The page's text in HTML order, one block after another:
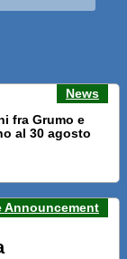
News
fra Grumo e
al 30 agosto
E LIVECHAT.
Next
Announcement